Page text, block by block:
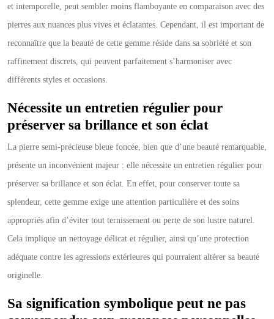
et intemporelle, peut sembler moins flamboyante en comparaison avec des
pierres aux nuances plus vives et éclatantes. Cependant, il est important de
reconnaître que la beauté de cette gemme réside dans sa sobriété et son
raffinement discrets, qui peuvent parfaitement s’harmoniser avec
différents styles et occasions.
Nécessite un entretien régulier pour
préserver sa brillance et son éclat
La pierre semi-précieuse bleue foncée, bien que d’une beauté remarquable,
présente un inconvénient majeur : elle nécessite un entretien régulier pour
préserver sa brillance et son éclat. En effet, pour conserver toute sa
splendeur, cette gemme exige une attention particulière et des soins
appropriés afin d’éviter tout ternissement ou perte de son lustre naturel.
Cela implique un nettoyage délicat et régulier, ainsi qu’une protection
adéquate contre les agressions extérieures qui pourraient altérer sa beauté
originelle.
Sa signification symbolique peut ne pas